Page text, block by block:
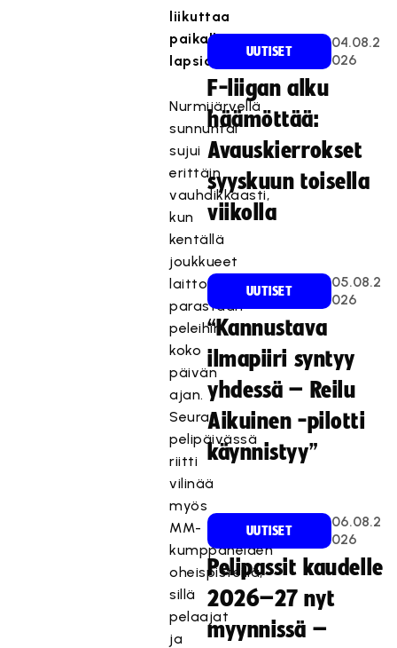
liikuttaa
paikallisia
lapsia.
Nurmijärvellä
sunnuntai
sujui
erittäin
vauhdikkaasti,
kun
kentällä
joukkueet
laittoivat
parastaan
peleihin
koko
päivän
ajan.
Seuran
pelipäivässä
riitti
vilinää
myös
MM-
kumppaneiden
oheispisteillä,
sillä
pelaajat
ja
UUTISET
04.08.2
026
F-liigan alku
häämöttää:
Avauskierrokset
syyskuun toisella
viikolla
UUTISET
05.08.2
026
“Kannustava
ilmapiiri syntyy
yhdessä – Reilu
Aikuinen -pilotti
käynnistyy”
UUTISET
06.08.2
026
Pelipassit kaudelle
2026–27 nyt
myynnissä –